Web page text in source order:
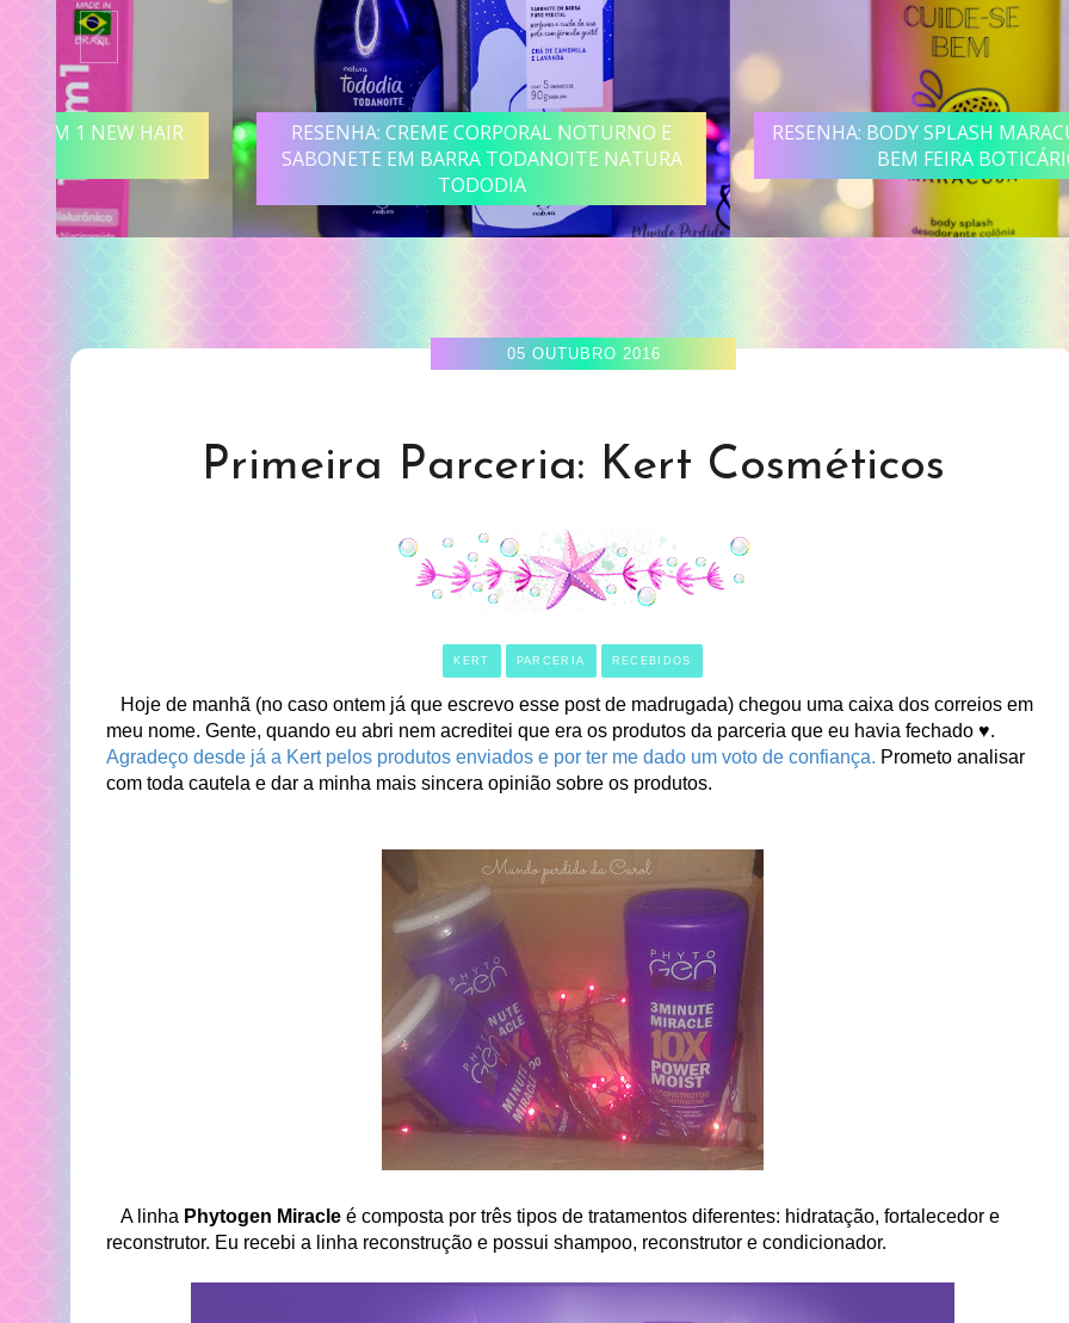
RESENHA: CREME CORPORAL NOTURNO E
SABONETE EM BARRA TODANOITE NATURA
RESENHA: BODY SPLASH MARACUJÁ CUIDE-SE
BEM FEIRA BOTICÁRIO
05 OUTUBRO 2016
Primeira Parceria: Kert Cosméticos
KERT PARCERIA RECEBIDOS
Hoje de manhã (no caso ontem já que escrevo esse post de madrugada) chegou uma caixa dos correios em
meu nome. Gente, quando eu abri nem acreditei que era os produtos da parceria que eu havia fechado ♥.
Agradeço desde já a Kert pelos produtos enviados e por ter me dado um voto de confiança. Prometo analisar
com toda cautela e dar a minha mais sincera opinião sobre os produtos.
A linha Phytogen Miracle é composta por três tipos de tratamentos diferentes: hidratação, fortalecedor e
reconstrutor. Eu recebi a linha reconstrução e possui shampoo, reconstrutor e condicionador.